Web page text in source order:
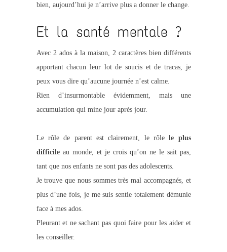
bien, aujourd’hui je n’arrive plus a donner le change.
Et la santé mentale ?
Avec 2 ados à la maison, 2 caractères bien différents
apportant chacun leur lot de soucis et de tracas, je
peux vous dire qu’aucune journée n’est calme.
Rien d’insurmontable évidemment, mais une
accumulation qui mine jour après jour.
Le rôle de parent est clairement, le rôlele plus
difficileau monde, et je crois qu’on ne le sait pas,
tant que nos enfants ne sont pas des adolescents.
Je trouve que nous sommes très mal accompagnés, et
plus d’une fois, je me suis sentie totalement démunie
face à mes ados.
Pleurant et ne sachant pas quoi faire pour les aider et
les conseiller.